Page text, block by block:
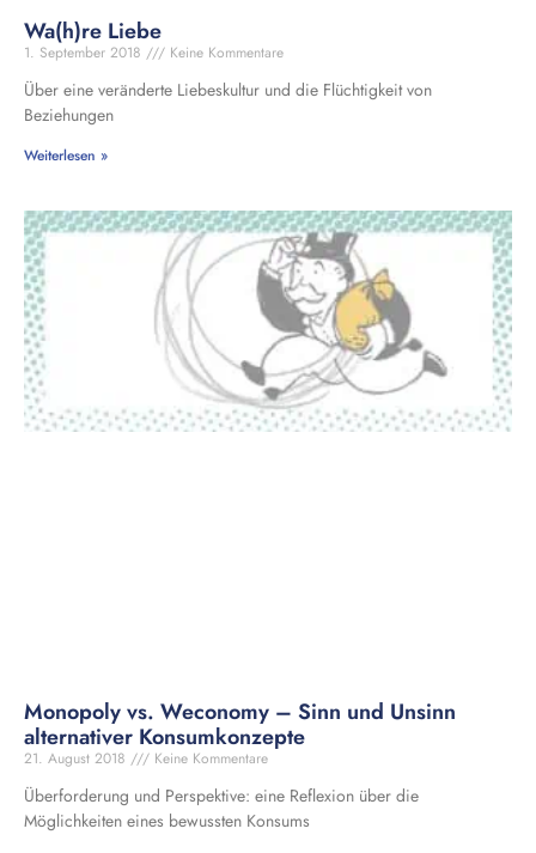
Wa(h)re Liebe
1. September 2018 Keine Kommentare
Über eine veränderte Liebeskultur und die Flüchtigkeit von
Beziehungen
Weiterlesen »
Monopoly vs. Weconomy – Sinn und Unsinn
alternativer Konsumkonzepte
21. August 2018 Keine Kommentare
Überforderung und Perspektive: eine Reflexion über die
Möglichkeiten eines bewussten Konsums